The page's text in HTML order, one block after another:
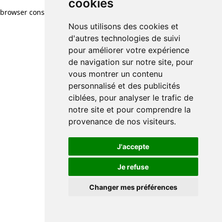
cookies
Nous utilisons des cookies et
d'autres technologies de suivi
pour améliorer votre expérience
de navigation sur notre site, pour
vous montrer un contenu
personnalisé et des publicités
ciblées, pour analyser le trafic de
notre site et pour comprendre la
provenance de nos visiteurs.
J'accepte
Je refuse
Changer mes préférences
browser console for more information)